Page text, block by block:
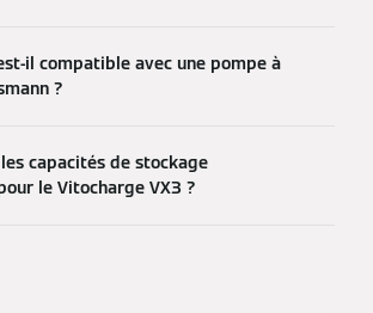
il compatible avec une pompe à
?
capacités de stockage
le Vitocharge VX3 ?